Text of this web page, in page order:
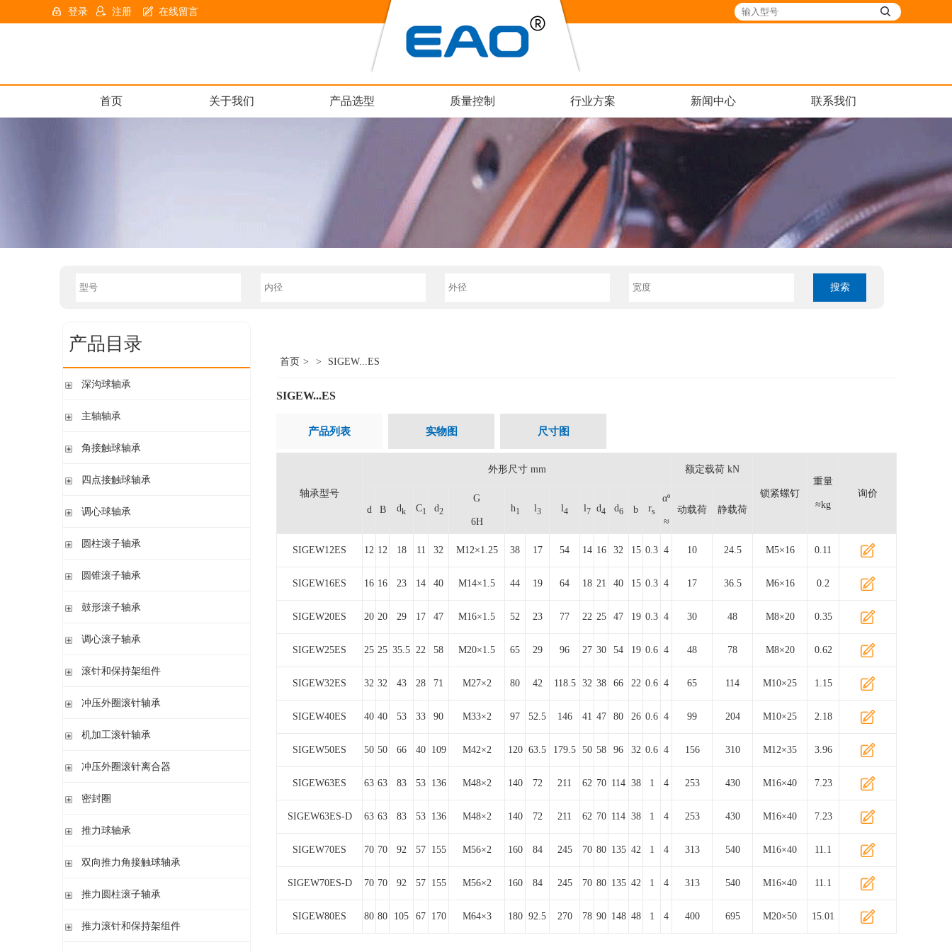
在线留言
登录 注册
首页 关于我们 产品选型 质量控制 行业方案 新闻中心 联系我们
产品目录
深沟球轴承
单列开式
双列
主轴轴承
带钢球
带钢球 密封
角接触球轴承
单列开式或密封
双列开式或密封
四点接触球轴承
四点接触球轴承
调心球轴承
圆柱孔开式或密封
圆柱孔或圆锥孔 开式
带紧定套开式或密封
带紧定套开式
圆柱滚子轴承
带保持架的圆柱滚子轴承
单列满装圆柱滚子轴承
高精密圆柱滚子轴承
圆锥滚子轴承
单列圆锥滚子轴承
单列英制圆锥滚子轴承
鼓形滚子轴承
圆柱孔或圆锥孔
调心滚子轴承
圆柱孔或圆锥孔
带退卸套
滚针和保持架组件
单列
冲压外圈滚针轴承
开式 闭式 无密封
开式、满装滚针单元、无密封
机加工滚针轴承
无内圈
带内圈 开式
带内圈 密封
无挡边无内圈 开式
调心 有/无内圈
滚针/ 推力球轴承 无内圈 带或不带外罩
冲压外圈滚针离合器
不带轴承 带滚花或不带滚花
密封圈
密封圈
推力球轴承
单向推力球轴承
双向推力角接触球轴承
双向推力角接触球轴承
推力圆柱滚子轴承
推力圆柱滚子轴承 保持架组件 推力轴承垫圈
推力滚针和保持架组件
首页 > > SIGEW...ES
SIGEW...ES
产品列表 实物图 尺寸图
轴承型号
外形尺寸 mm 额定载荷 kN
锁紧螺钉
重量
≈kg
询价
d
B dk C1 d2
G
6H
h1 l3 l4 l7 d4 d6 b rs
αº
≈
动载荷 静载荷
SIGEW12ES 12 12 18 11 32 M12×1.25 38 17 54 14 16 32 15 0.3 4 10 24.5 M5×16 0.11
SIGEW16ES 16 16 23 14 40 M14×1.5 44 19 64 18 21 40 15 0.3 4 17 36.5 M6×16 0.2
SIGEW20ES 20 20 29 17 47 M16×1.5 52 23 77 22 25 47 19 0.3 4 30 48 M8×20 0.35
SIGEW25ES 25 25 35.5 22 58 M20×1.5 65 29 96 27 30 54 19 0.6 4 48 78 M8×20 0.62
SIGEW32ES 32 32 43 28 71 M27×2 80 42 118.5 32 38 66 22 0.6 4 65 114 M10×25 1.15
SIGEW40ES 40 40 53 33 90 M33×2 97 52.5 146 41 47 80 26 0.6 4 99 204 M10×25 2.18
SIGEW50ES 50 50 66 40 109 M42×2 120 63.5 179.5 50 58 96 32 0.6 4 156 310 M12×35 3.96
SIGEW63ES 63 63 83 53 136 M48×2 140 72 211 62 70 114 38 1 4 253 430 M16×40 7.23
SIGEW63ES-D 63 63 83 53 136 M48×2 140 72 211 62 70 114 38 1 4 253 430 M16×40 7.23
SIGEW70ES 70 70 92 57 155 M56×2 160 84 245 70 80 135 42 1 4 313 540 M16×40 11.1
SIGEW70ES-D 70 70 92 57 155 M56×2 160 84 245 70 80 135 42 1 4 313 540 M16×40 11.1
SIGEW80ES 80 80 105 67 170 M64×3 180 92.5 270 78 90 148 48 1 4 400 695 M20×50 15.01